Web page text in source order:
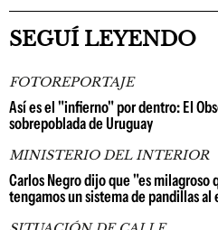
SEGUÍ LEYENDO
FOTOREPORTAJE
Así es el "infierno" por dentro: El
sobrepoblada de Uruguay
MINISTERIO DEL INTERIOR
Carlos Negro dijo que "es milagroso
tengamos un sistema de pandillas al